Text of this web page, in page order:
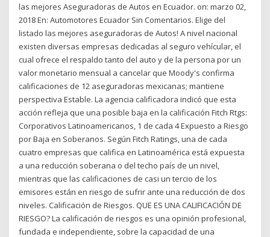
las mejores Aseguradoras de Autos en Ecuador. on: marzo 02,
2018 En: Automotores Ecuador Sin Comentarios. Elige del
listado las mejores aseguradoras de Autos! A nivel nacional
existen diversas empresas dedicadas al seguro vehícular, el
cual ofrece el respaldo tanto del auto y de la persona por un
valor monetario mensual a cancelar que Moody's confirma
calificaciones de 12 aseguradoras mexicanas; mantiene
perspectiva Estable. La agencia calificadora indicó que esta
acción refleja que una posible baja en la calificación Fitch Rtgs:
Corporativos Latinoamericanos, 1 de cada 4 Expuesto a Riesgo
por Baja en Soberanos. Según Fitch Ratings, una de cada
cuatro empresas que califica en Latinoamérica está expuesta
a una reducción soberana o del techo país de un nivel,
mientras que las calificaciones de casi un tercio de los
emisores están en riesgo de sufrir ante una reducción de dos
niveles. Calificación de Riesgos. QUE ES UNA CALIFICACIÓN DE
RIESGO? La calificación de riesgos es una opinión profesional,
fundada e independiente, sobre la capacidad de una